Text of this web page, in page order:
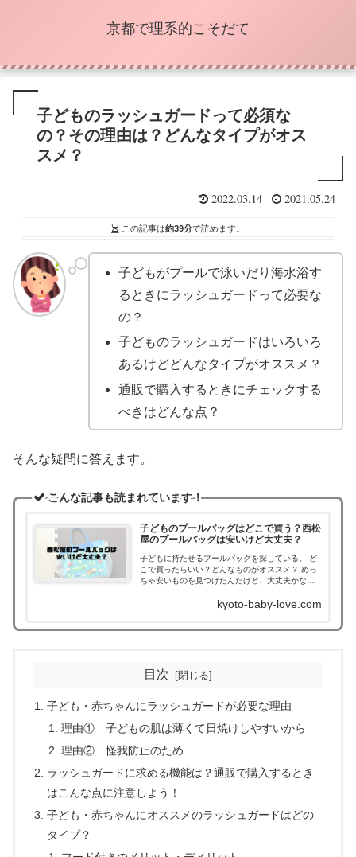
京都で理系的こそだて
子どものラッシュガードって必須な
の？その理由は？どんなタイプがオス
スメ？
2022.03.14 2021.05.24
この記事は約39分で読めます。
子どもがプールで泳いだり海水浴す
るときにラッシュガードって必要な
の？
子どものラッシュガードはいろいろ
あるけどどんなタイプがオススメ？
通販で購入するときにチェックする
べきはどんな点？
そんな疑問に答えます。
こんな記事も読まれています！
子どものプールバッグはどこで買う？西松
屋のプールバッグは安いけど大丈夫？
子どもに持たせるプールバッグを探している。 ど
こで買ったらいい？どんなものがオススメ？ めっ
ちゃ安いものを見つけたんだけど、大丈夫かな？
kyoto-baby-love.com
目次
子ども・赤ちゃんにラッシュガードが必要な理由
理由① 子どもの肌は薄くて日焼けしやすいから
理由② 怪我防止のため
ラッシュガードに求める機能は？通販で購入するとき
はこんな点に注意しよう！
子ども・赤ちゃんにオススメのラッシュガードはどの
タイプ？